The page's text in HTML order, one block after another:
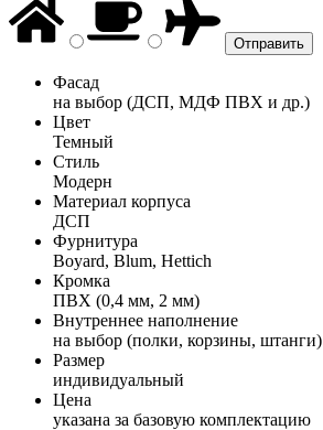
Фасад
на выбор (ДСП, МДФ ПВХ и др.)
Цвет
Темный
Стиль
Модерн
Материал корпуса
ДСП
Фурнитура
Boyard, Blum, Hettich
Кромка
ПВХ (0,4 мм, 2 мм)
Внутреннее наполнение
на выбор (полки, корзины, штанги)
Размер
индивидуальный
Цена
указана за базовую комплектацию